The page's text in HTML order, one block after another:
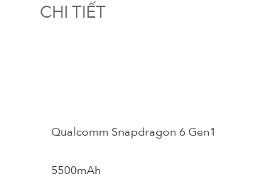
CHI TIẾT
Qualcomm Snapdragon 6 Gen1
5500mAh